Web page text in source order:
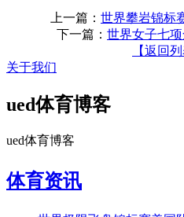
上一篇： 世界攀岩锦标
下一篇： 世界女子七
【返回
关于我们
ued体育博客
ued体育博客
体育资讯